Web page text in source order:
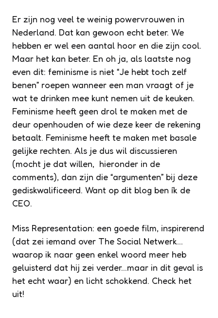
Er zijn nog veel te weinig powervrouwen in
Nederland. Dat kan gewoon echt beter. We
hebben er wel een aantal hoor en die zijn cool.
Maar het kan beter. En oh ja, als laatste nog
even dit: feminisme is niet “Je hebt toch zelf
benen” roepen wanneer een man vraagt of je
wat te drinken mee kunt nemen uit de keuken.
Feminisme heeft geen drol te maken met de
deur openhouden of wie deze keer de rekening
betaalt. Feminisme heeft te maken met basale
gelijke rechten. Als je dus wil discussieren
(mocht je dat willen, hieronder in de
comments), dan zijn die “argumenten” bij deze
gediskwalificeerd. Want op dit blog ben ík de
CEO.
Miss Representation: een goede film, inspirerend
(dat zei iemand over The Social Netwerk…
waarop ik naar geen enkel woord meer heb
geluisterd dat hij zei verder…maar in dit geval is
het echt waar) en licht schokkend. Check het
uit!